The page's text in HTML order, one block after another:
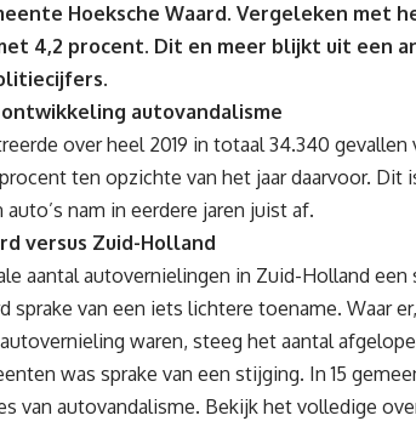
Hoeksche Waard. Vergeleken met
4,2 procent. Dit en meer blijkt uit een
autovandalisme
over heel 2019 in totaal 34.340
ten opzichte van het jaar daarvoor. Dit
auto’s nam in eerdere jaren juist af.
versus Zuid-Holland
aantal autovernielingen in Zuid-Holland
sprake van een iets lichtere toename. Waar
waren, steeg het aantal
was sprake van een stijging. In 15
van autovandalisme. Bekijk het volledige